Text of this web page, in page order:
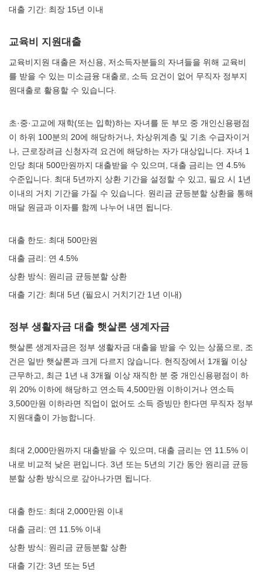
대출 기간: 최장 15년 이내
교육비 지원대출
교육비지원 대출은 저신용, 저소득자분들의 자녀들을 위해 교육비
를 받을 수 있는 미소금융 대출로, 소득 요건이 없어 무직자 정부지
원대출로 활용할 수 있습니다.
초·중·고교에 재학(또는 입학)하는 자녀를 둔 부모 중 개인신용평점
이 하위 100분의 20에 해당하거나, 차상위계층 및 기초 수급자이거
나, 근로장려금 신청자격 요건에 해당하는 자가 대상입니다. 자녀 1
인당 최대 500만원까지 대출받을 수 있으며, 대출 금리는 연 4.5%
수준입니다. 최대 5년까지 상환 기간을 설정할 수 있고, 필요 시 1년
이내의 거치 기간을 가질 수 있습니다. 원리금 균등분할 상환을 통해
매달 원금과 이자를 함께 나누어 내면 됩니다.
대출 한도: 최대 500만원
대출 금리: 연 4.5%
상환 방식: 원리금 균등분할 상환
대출 기간: 최대 5년 (필요시 거치기간 1년 이내)
정부 생활자금 대출 햇살론 생계자금
햇살론 생계자금은 정부 생활자금 대출을 받을 수 있는 상품으로, 조
건은 일반 햇살론과 크게 다르지 않습니다. 현직장에서 1개월 이상
근무하고, 최근 1년 내 3개월 이상 재직한 분 중 개인신용평점이 하
위 20% 이하에 해당하고 연소득 4,500만원 이하이거나 연소득
3,500만원 이하라면 직업이 없어도 소득 증빙만 한다면 무직자 정부
지원대출이 가능합니다.
최대 2,000만원까지 대출받을 수 있으며, 대출 금리는 연 11.5% 이
내로 비교적 낮은 편입니다. 3년 또는 5년의 기간 동안 원리금 균등
분할 상환 방식으로 갚아나가면 됩니다.
대출 한도: 최대 2,000만원 이내
대출 금리: 연 11.5% 이내
상환 방식: 원리금 균등분할 상환
대출 기간: 3년 또는 5년